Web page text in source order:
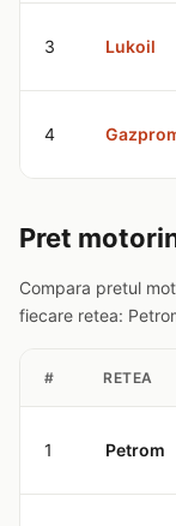
3 Lukoil
4
Pret
Compara pretul
fiecare retea:
# RETEA
1 Petrom